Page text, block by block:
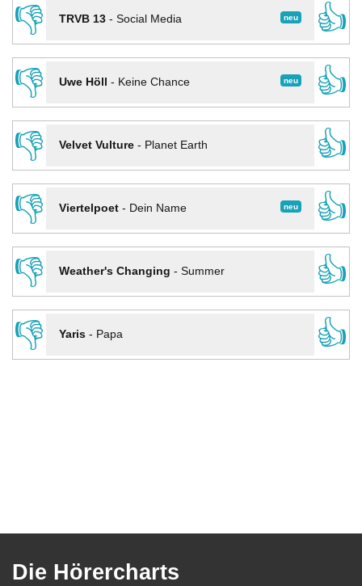
👎
neu
TRVB 13- Social Media
👍
👎
neu
Uwe Höll - Keine Chance
👍
👎
Velvet Vulture- Planet Earth
👍
👎
neu
Viertelpoet- Dein Name
👍
👎
Weather's Changing - Summer
👍
👎
Yaris- Papa 👍
Die Hörercharts